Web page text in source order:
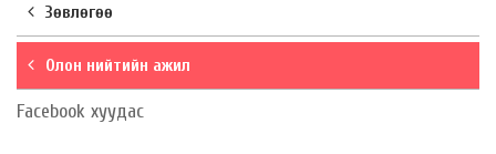
Зөвлөгөө
Олон нийтийн ажил
Facebook хуудас